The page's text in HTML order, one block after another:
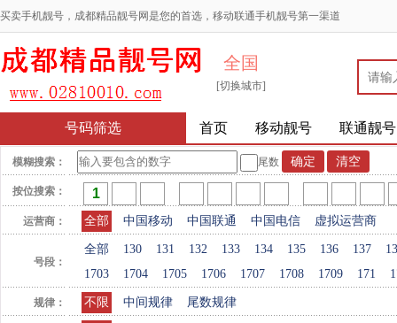
买卖手机靓号，成都精品靓号网是您的首选，移动联通手机靓号第一渠道
全国
[切换城市]
号码筛选 首页 移动靓号 联通靓号
模糊搜索： 尾数
按位搜索：
运营商： 全部 中国移动 中国联通 中国电信 虚拟运营商
号段：
全部 130 131 132 133 134 135 136 137
1703
1704 1705 1706 1707 1708 1709 171
规律： 不限 中间规律 尾数规律